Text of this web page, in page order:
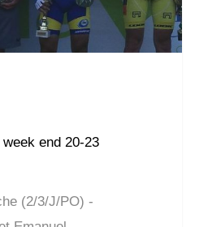
end 20-23
(2/3/J/PO) -